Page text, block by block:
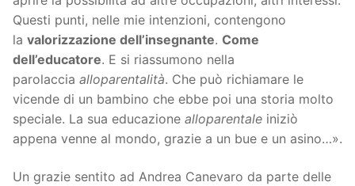
Questi punti, nelle mie intenzioni, contengono
la valorizzazione dell’insegnante. Come
dell’educatore. E si riassumono nella
parolaccia alloparentalità. Che può richiamare le
vicende di un bambino che ebbe poi una storia molto
speciale. La sua educazione alloparentale iniziò
appena venne al mondo, grazie a un bue e un asino…».
Un grazie sentito ad Andrea Canevaro da parte delle